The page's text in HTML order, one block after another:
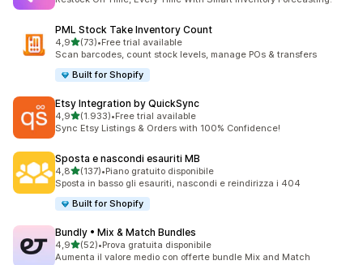
PML Stock Take Inventory Count
4,9stelle su 5
(73)
73 recensioni totali
•Free trial available
Scan barcodes, count stock levels, manage POs & transfers
Built for Shopify
Etsy Integration by QuickSync
4,9stelle su 5
(1.933)
1933 recensioni totali
•Free trial available
Sync Etsy Listings & Orders with 100% Confidence!
Sposta e nascondi esauriti MB
4,8stelle su 5
(137)
137 recensioni totali
•Piano gratuito disponibile
Sposta in basso gli esauriti, nascondi e reindirizza i 404
Built for Shopify
Bundly • Mix & Match Bundles
4,9stelle su 5
(52)
52 recensioni totali
•Prova gratuita disponibile
Aumenta il valore medio con offerte bundle Mix and Match